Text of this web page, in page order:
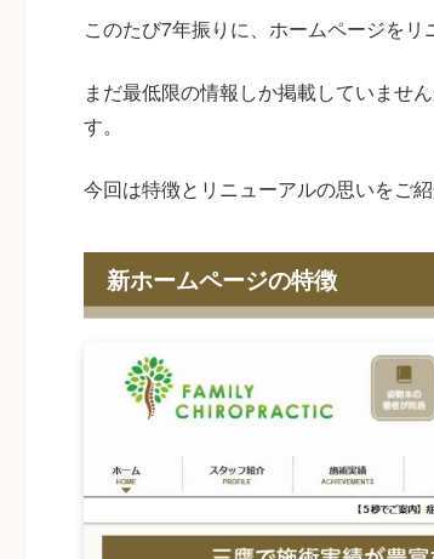
このたび7年振りに、ホームページをリ
まだ最低限の情報しか掲載していませ
す。
今回は特徴とリニューアルの思いをご紹
新ホームページの特徴